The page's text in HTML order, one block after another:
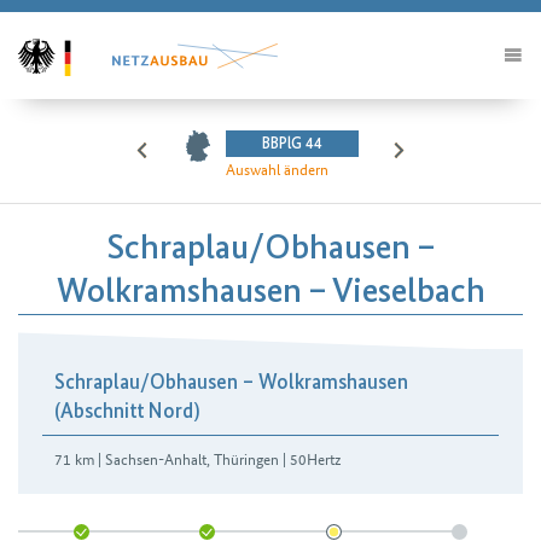
BBPlG 44
Auswahl ändern
Schraplau/​Obhausen –
Wolkramshausen – Vieselbach
Schraplau/Obhausen – Wolkramshausen
(Abschnitt Nord)
71 km | Sachsen-Anhalt, Thüringen | 50Hertz